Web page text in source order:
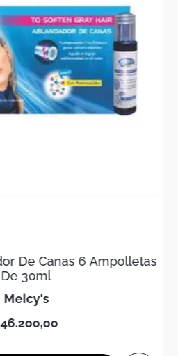
De Canas 6 Ampolletas
De 30ml
meicy's
46.200,00